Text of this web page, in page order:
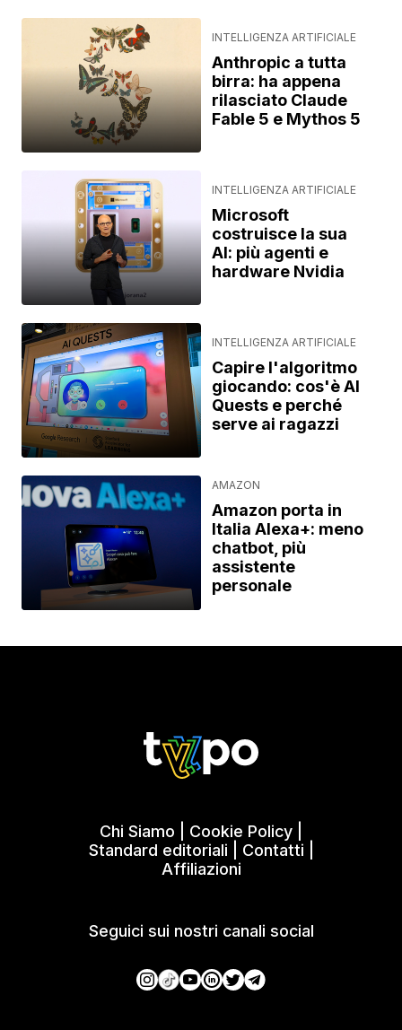
INTELLIGENZA ARTIFICIALE
Anthropic a tutta
birra: ha appena
rilasciato Claude
Fable 5 e Mythos 5
INTELLIGENZA ARTIFICIALE
Microsoft
costruisce la sua
AI: più agenti e
hardware Nvidia
INTELLIGENZA ARTIFICIALE
Capire l'algoritmo
giocando: cos'è AI
Quests e perché
serve ai ragazzi
AMAZON
Amazon porta in
Italia Alexa+: meno
chatbot, più
assistente
personale
Chi Siamo Cookie Policy
Standard editoriali
Contatti
Affiliazioni
Seguici sui nostri canali social